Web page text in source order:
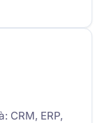
CRM, ERP,